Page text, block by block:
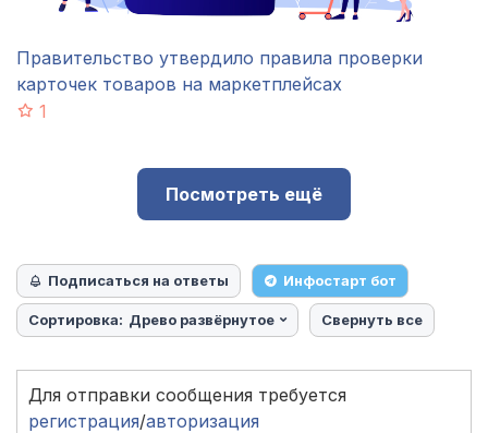
Правительство утвердило правила проверки
карточек товаров на маркетплейсах
1
Посмотреть ещё
Подписаться на ответы Инфостарт бот
Сортировка: Древо развёрнутое Свернуть все
Для отправки сообщения требуется
регистрация/авторизация